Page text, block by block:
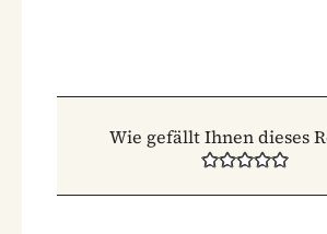
Wie gefällt Ihnen dieses